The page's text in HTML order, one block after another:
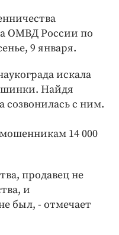
ОМВД России по
9 января.
искала
Найдя
созвонилась с ним.
14 000
продавец не
и
был, - отмечает